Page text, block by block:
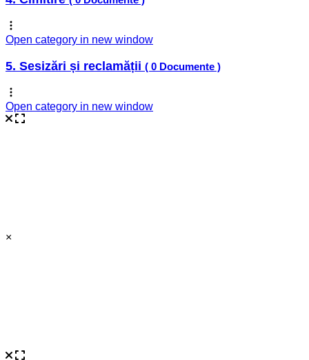
Open category in new window
5. Sesizări și reclamății ( 0 Documente )
Open category in new window
×